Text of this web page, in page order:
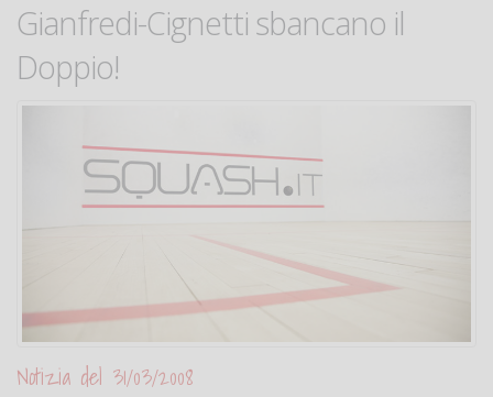
Gianfredi-Cignetti sbancano il
Doppio!
Notizia del 31/03/2008